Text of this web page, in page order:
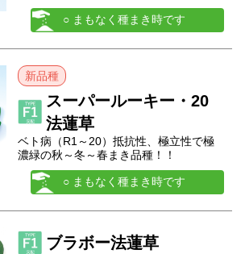
○ まもなく種まき時です
新品種
スーパールーキー・20
法蓮草
ベト病（R1～20）抵抗性、極立性で極
濃緑の秋～冬～春まき品種！！
○ まもなく種まき時です
ブラボー法蓮草